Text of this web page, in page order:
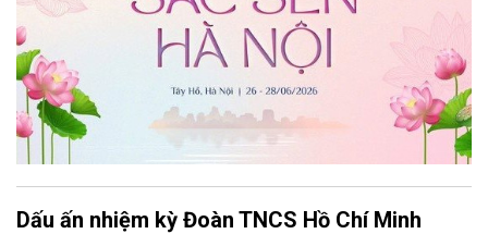
Dấu ấn nhiệm kỳ Đoàn TNCS Hồ Chí Minh